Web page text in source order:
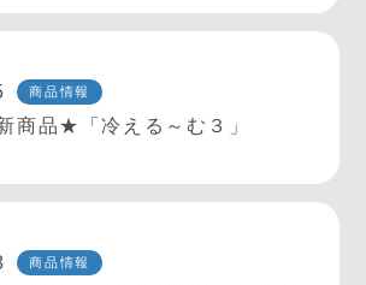
商品情報
商品★「冷える～む３」
商品情報